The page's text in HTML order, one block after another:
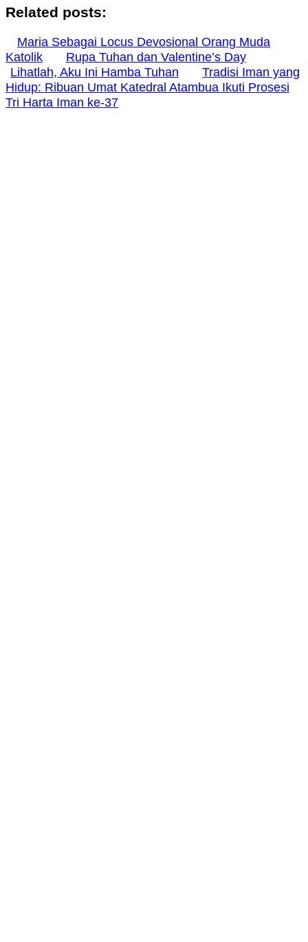
Related posts:
Maria Sebagai Locus Devosional Orang Muda
Katolik
Rupa Tuhan dan Valentine’s Day
Lihatlah, Aku Ini Hamba Tuhan
Tradisi Iman yang
Hidup: Ribuan Umat Katedral Atambua Ikuti Prosesi
Tri Harta Iman ke-37